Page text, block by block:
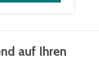
auf Ihren